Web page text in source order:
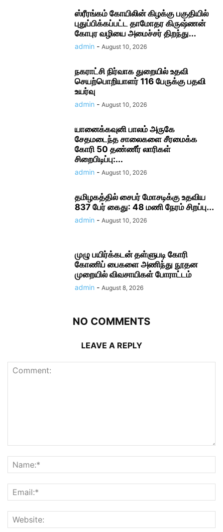
ஸ்ரீரங்கம் கோயிலின் கிழக்கு பகுதியில்
புதுப்பிக்கப்பட்ட தாமோதர கிருஷ்ணன்
கோபுர வழியை அமைச்சர் திறந்து...
admin - August 10, 2026
நகராட்சி நிர்வாக துறையில் உதவி
செயற்பொறியாளர் 116 பேருக்கு பதவி
உயர்வு
admin - August 10, 2026
யானைக்கவுனி பாலம் அருகே
சேதமடைந்த சாலைகளை சீரமைக்க
கோரி 50 தண்ணீர் லாரிகள்
சிறைபிடிப்பு:...
admin - August 10, 2026
தமிழகத்தில் சைபர் மோசடிக்கு உதவிய
837 பேர் கைது: 48 மணி நேரம் சிறப்பு...
admin - August 10, 2026
முழு பயிர்க்கடன் தள்ளுபடி கோரி
கோணிப் பைகளை அணிந்து நூதன
முறையில் விவசாயிகள் போராட்டம்
admin - August 8, 2026
NO COMMENTS
LEAVE A REPLY